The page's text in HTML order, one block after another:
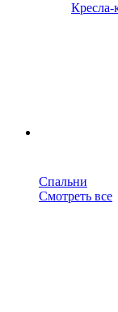
Кресла-
Спальни
Смотреть все